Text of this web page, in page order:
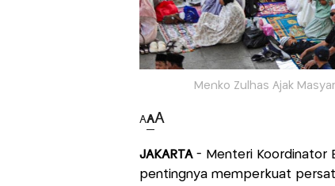
Menko Zulhas Ajak
AAA
JAKARTA - Menteri Koordinator
pentingnya memperkuat